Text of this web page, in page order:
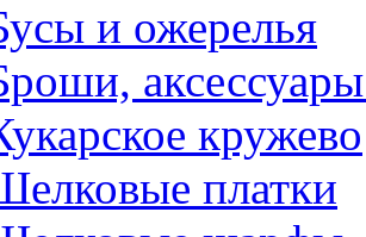
и ожерелья
кружево
платки